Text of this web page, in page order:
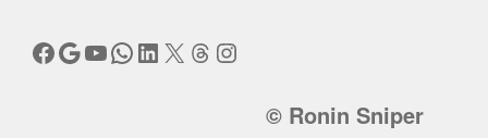
Facebook
Google
YouTube
WhatsApp
LinkedIn
X Threads
Instagram
© Ronin Sniper